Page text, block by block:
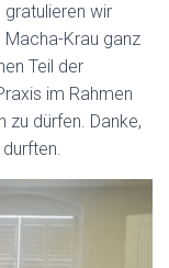
A
E
N
wir
Macha-Krau ganz
Teil der
im Rahmen
zu dürfen. Danke,